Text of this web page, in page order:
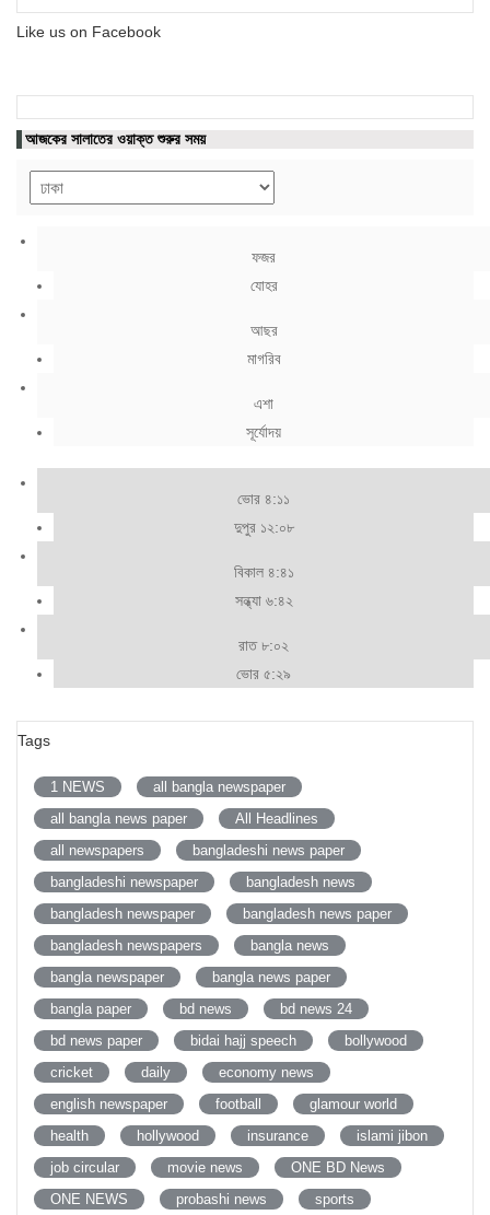
Like us on Facebook
আজকের সালাতের ওয়াক্ত শুরুর সময়
ফজর
যোহর
আছর
মাগরিব
এশা
সূর্যোদয়
ভোর ৪:১১
দুপুর ১২:০৮
বিকাল ৪:৪১
সন্ধ্যা ৬:৪২
রাত ৮:০২
ভোর ৫:২৯
Tags
1 NEWS
all bangla newspaper
all bangla news paper
All Headlines
all newspapers
bangladeshi news paper
bangladeshi newspaper
bangladesh news
bangladesh newspaper
bangladesh news paper
bangladesh newspapers
bangla news
bangla newspaper
bangla news paper
bangla paper
bd news
bd news 24
bd news paper
bidai hajj speech
bollywood
cricket
daily
economy news
english newspaper
football
glamour world
health
hollywood insurance
islami jibon
job circular
movie news
ONE BD News
ONE NEWS
probashi news
sports